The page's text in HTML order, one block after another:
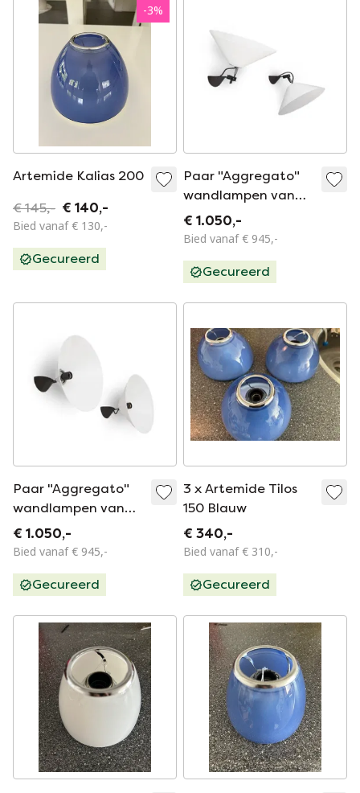
-3%
Artemide Kalias 200
€ 145,- € 140,-
Bied vanaf € 130,-
Gecureerd
Paar "Aggregato"
wandlampen van
Enzo Mari voor
Artemide, 1970
€ 1.050,-
Bied vanaf € 945,-
Gecureerd
Paar "Aggregato"
wandlampen van
Enzo Mari voor
Artemide, 1970
€ 1.050,-
Bied vanaf € 945,-
Gecureerd
3 x Artemide Tilos
150 Blauw
€ 340,-
Bied vanaf € 310,-
Gecureerd